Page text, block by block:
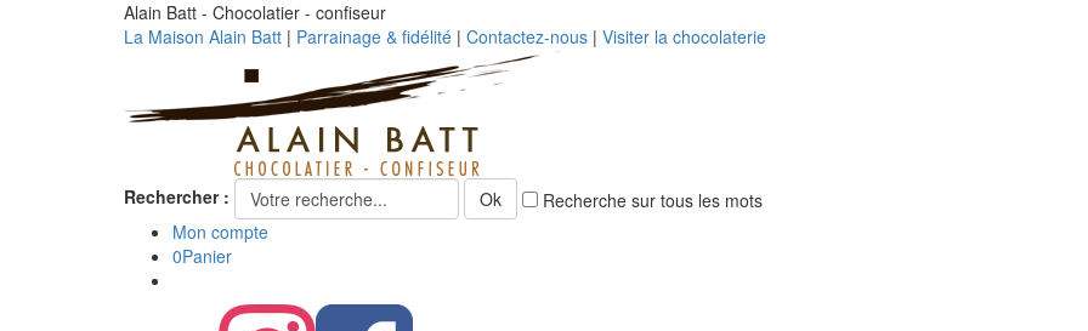
Alain Batt - Chocolatier - confiseur
La Maison Alain Batt | Parrainage & fidélité | Contactez-nous | Visiter la chocolaterie
Rechercher : Ok
Recherche sur tous les mots
Mon compte
0Panier